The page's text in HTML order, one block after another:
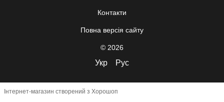
Контакти
Повна версія сайту
© 2026
Укр Рус
Інтернет-магазин створений з Хорошоп